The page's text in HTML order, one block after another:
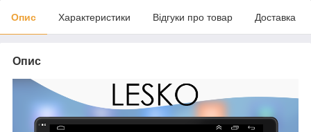
Опис Характеристики Відгуки про товар Доставка
Опис